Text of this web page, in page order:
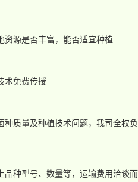
资源是否丰富，能否适宜种植
术免费传授
种质量及种植技术问题，我司全权负
品种型号、数量等，运输费用洽谈而